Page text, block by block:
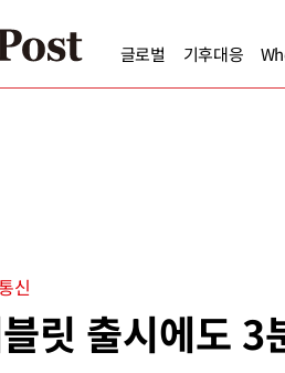
글로벌 기후대응
신
릿 출시에도 3